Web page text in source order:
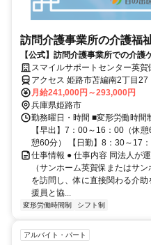
訪問介護事業所の介護福
【公式】訪問介護事業所での介
実◎スマイルサポートセンター英
アクセス 姫路市苫編南2丁目27
月給241,000円～293,000円
兵庫県姫路市
勤務曜日・時間 ■変形労働時間
【早出】7：00～16：00（休
憩60分） 【日勤】8：30～17：
仕事情報 ● 仕事内容 同法人が
（サンホーム英賀保またはサ
を訪問し、体に直接関わる介
援員と協...
変形労働時間制 シフト制
アルバイト・パート